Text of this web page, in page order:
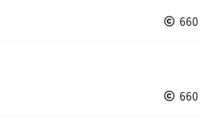
660
660